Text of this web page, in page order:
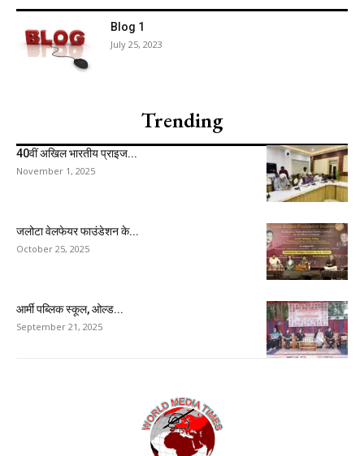
Blog 1
July 25, 2023
Trending
40वीं अखिल भारतीय प्राइज...
November 1, 2025
जलोटा वेलफेयर फाउंडेशन के...
October 25, 2025
आर्मी पब्लिक स्कूल, ओल्ड...
September 21, 2025